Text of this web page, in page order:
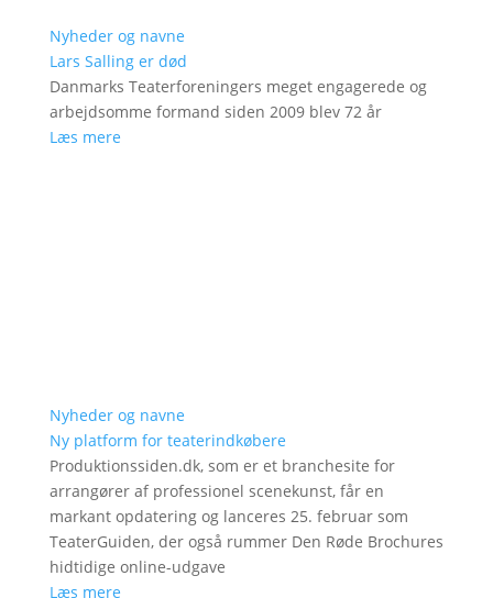
Nyheder og navne
Lars Salling er død
Danmarks Teaterforeningers meget engagerede og
arbejdsomme formand siden 2009 blev 72 år
Læs mere
Nyheder og navne
Ny platform for teaterindkøbere
Produktionssiden.dk, som er et branchesite for
arrangører af professionel scenekunst, får en
markant opdatering og lanceres 25. februar som
TeaterGuiden, der også rummer Den Røde Brochures
hidtidige online-udgave
Læs mere